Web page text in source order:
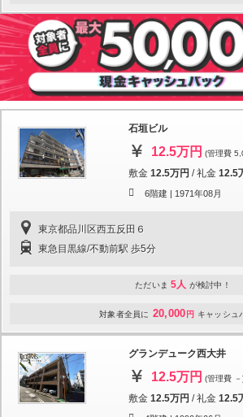
石垣ビル
12.5万円 (管理費
敷金 12.5万円 /礼金 12.5
6階建 | 1971年08月
東京都品川区西五反田６
東急目黒線/不動前駅 歩5分
ただいま 5人 が検討中！
対象者全員に 20,000 円 キャッシュ
グランデューク西大井
12.5万円 (管理費 －
敷金 12.5万円 /礼金 12.5